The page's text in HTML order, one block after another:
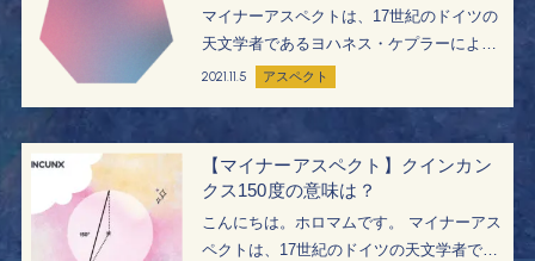
マイナーアスペクトは、17世紀のドイツの
天文学者であるヨハネス・ケプラーによっ
て導入されました。 ケプラーは、それまで
星術の歴史のなかでは比較的新しい…
2021.11.5 アスペクト
【マイナーアスペクト】クインカン
クス150度の意味は？
こんにちは。ホロマムです。 マイナーアス
ペクトは、17世紀のドイツの天文学者であ